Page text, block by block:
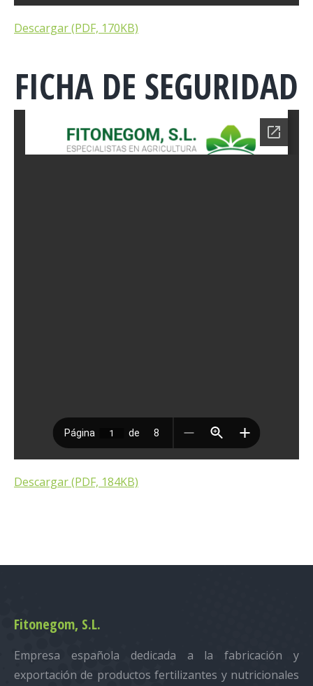
Descargar (PDF, 170KB)
FICHA DE SEGURIDAD
Descargar (PDF, 184KB)
Fitonegom, S.L.
Empresa española dedicada a la fabricación y
exportación de productos fertilizantes y nutricionales